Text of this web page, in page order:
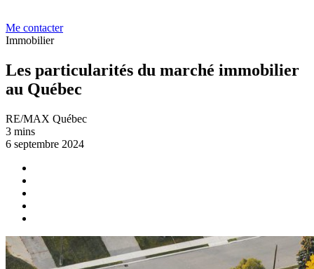
Me contacter
Immobilier
Les particularités du marché immobilier
au Québec
RE/MAX Québec
3 mins
6 septembre 2024